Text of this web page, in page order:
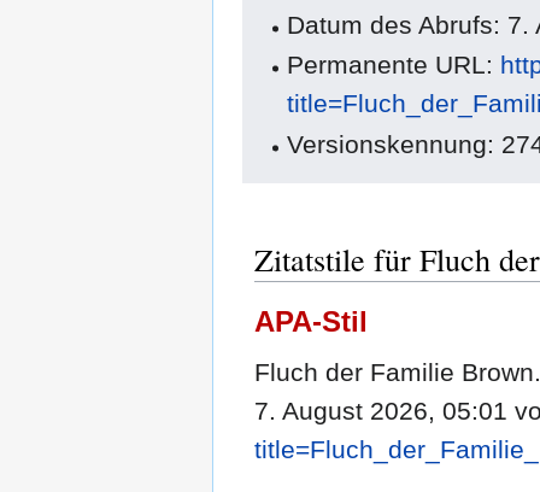
Datum des Abrufs:
Permanente URL:
Versionskennung:
Zitatstile für Fluch
APA-Stil
Fluch der Familie
7. August 2026, 05:01